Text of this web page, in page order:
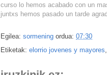
curso lo hemos acabado con un
juntxs hemos pasado un tarde
Egilea: sormening ordua: 07:30
Etiketak: elorrio jovenes y mayores